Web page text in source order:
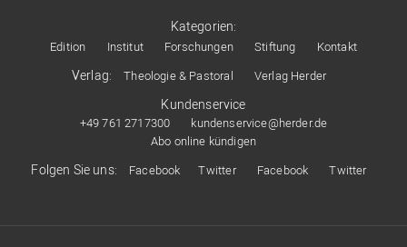
Kategorien:
Edition Institut Forschungen Stiftung Kontakt
Verlag: Theologie & Pastoral Verlag Herder
Kundenservice
+49 761 2717300
kundenservice@herder.de
Abo online kündigen
Folgen Sie uns: Facebook Twitter Facebook Twitter